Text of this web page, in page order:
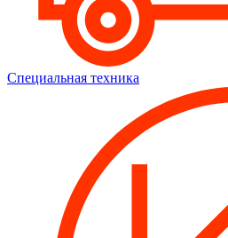
Специальная техника